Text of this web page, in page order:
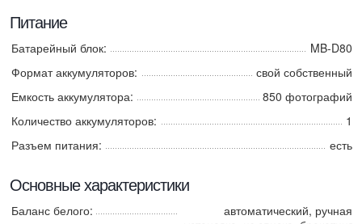
Питание
Батарейный блок:
MB-D80
Формат аккумуляторов:
свой собственный
Емкость аккумулятора:
850 фотографий
Количество аккумуляторов:
1
Разъем питания:
есть
Основные характеристики
Баланс белого:
автоматический, ручная